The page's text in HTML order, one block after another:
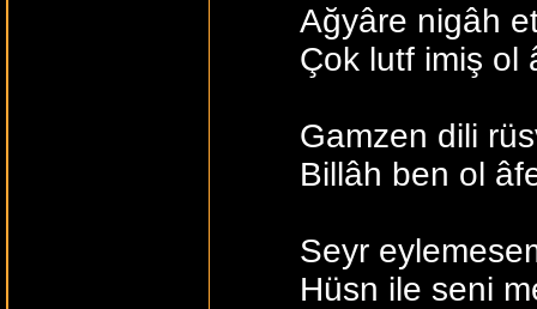
Ağyâre nigâh
Çok lutf imiş ol
Gamzen dili
Billâh ben ol
Seyr
Hüsn ile seni